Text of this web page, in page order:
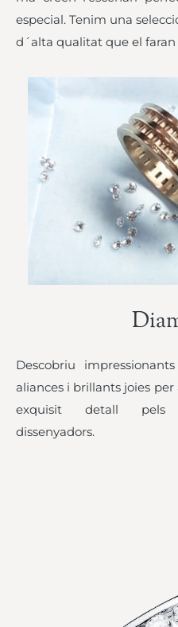
especial. Tenim una
d´alta qualitat que el
Descobriu
aliances i brillants joies
exquisit detall pels
dissenyadors.